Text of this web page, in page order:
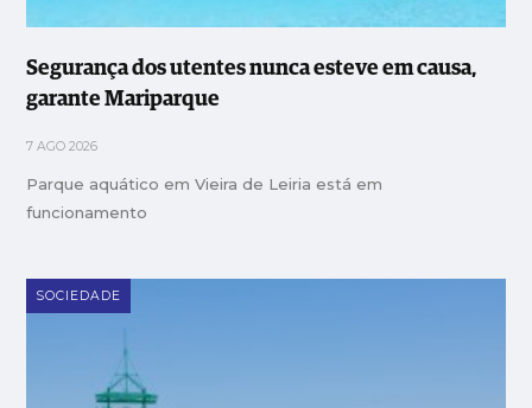
Segurança dos utentes nunca esteve em causa,
garante Mariparque
7 AGO 2026
Parque aquático em Vieira de Leiria está em
funcionamento
SOCIEDADE